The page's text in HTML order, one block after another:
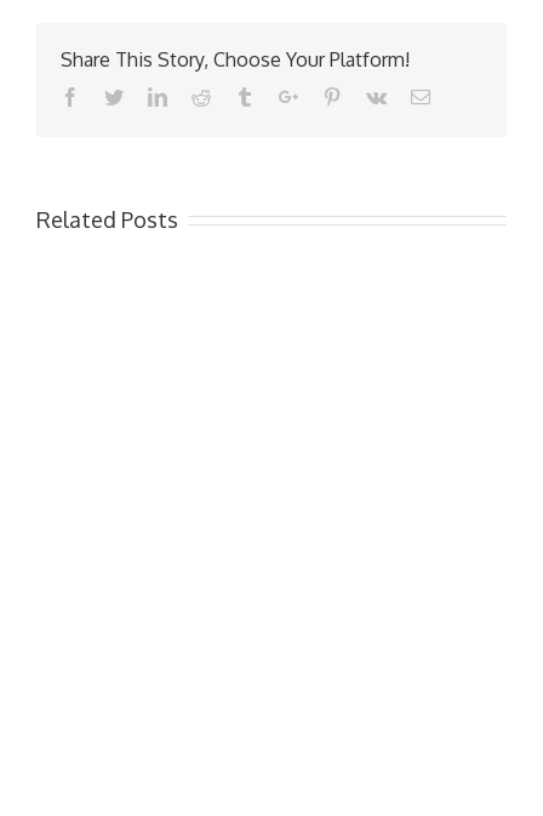
Share This Story, Choose Your Platform!
Facebook
TwitterLinkedinReddit TumblrGoogle+Pinterest
Vk Email
Related Posts